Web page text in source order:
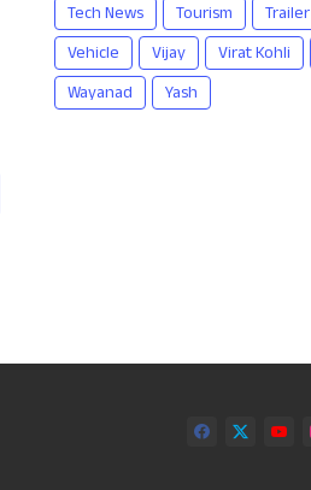
Tech News
Tourism
Trailer
Vehicle
Vijay Virat Kohli
Wayanad
Yash